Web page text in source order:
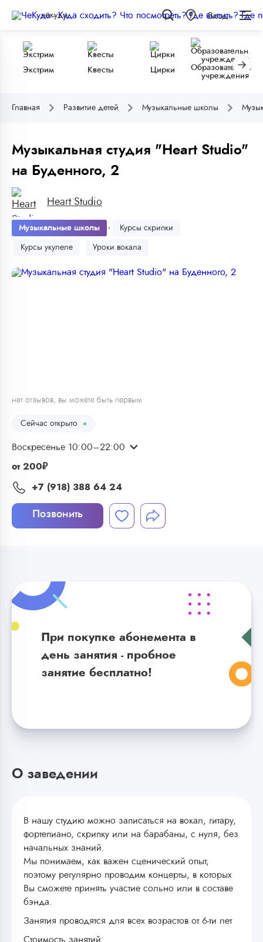
чёкуда Вход
Экстрим Квесты Цирки
Образовательные
учреждения
Главная Развитие детей Музыкальные школы
Музыкальная студия "Heart Studio"
на Буденного, 2
Heart Studio
Музыкальные школы Курсы скрипки
Курсы укулеле Уроки вокала
нет отзывов, вы можете быть первым
Сейчас открыто
Воскресенье 10:00–22:00
от 200₽
+7 (918) 388 64 24
Позвонить
При покупке абонемента в
день занятия - пробное
занятие бесплатно!
О заведении
В нашу студию можно записаться на вокал, гитару,
фортепиано, скрипку или на барабаны, с нуля, без
начальных знаний.
Мы понимаем, как важен сценический опыт,
поэтому регулярно проводим концерты, в которых
Вы сможете принять участие сольно или в составе
бэнда.
Занятия проводятся для всех возрастов от 6-ти лет
Стоимость занятий: